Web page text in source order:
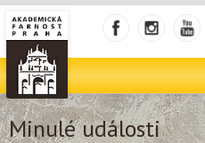
Minulé události